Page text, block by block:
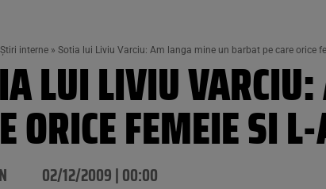
Știri interne » Sotia lui Liviu Varciu: Am langa mine un barbat pe care orice
LUI LIVIU
ORICE FEMEIE SI
02/12/2009 | 00:00